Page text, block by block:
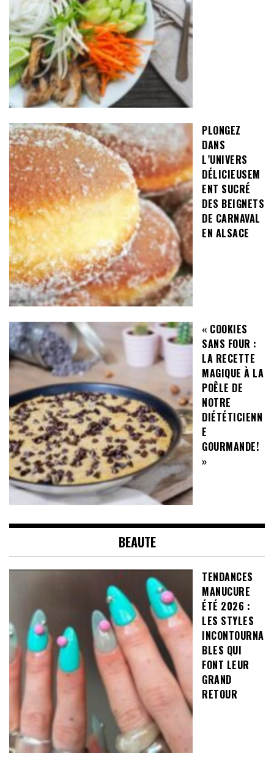
PLONGEZ
DANS
L’UNIVERS
DÉLICIEUSEM
ENT SUCRÉ
DES BEIGNETS
DE CARNAVAL
EN ALSACE
« COOKIES
SANS FOUR :
LA RECETTE
MAGIQUE À LA
POÊLE DE
NOTRE
DIÉTÉTICIENN
E
GOURMANDE!
»
BEAUTE
TENDANCES
MANUCURE
ÉTÉ 2026 :
LES STYLES
INCONTOURNA
BLES QUI
FONT LEUR
GRAND
RETOUR